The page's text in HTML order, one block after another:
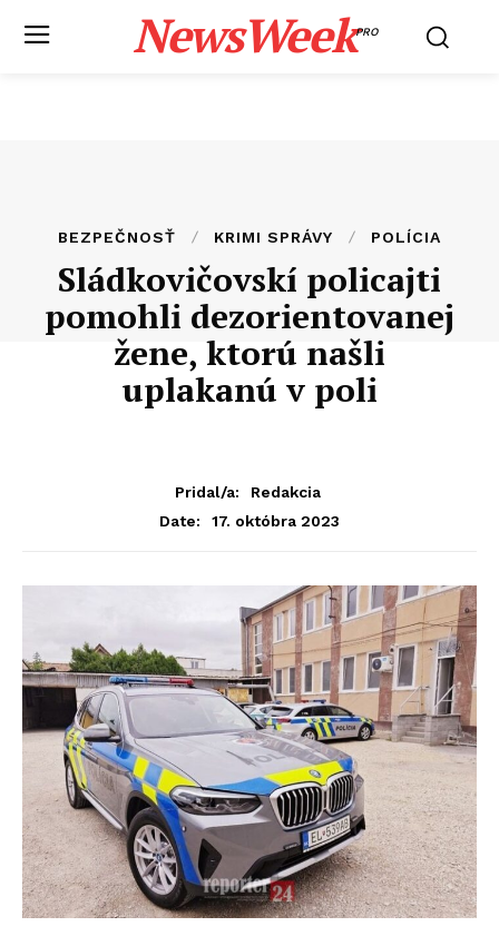
NewsWeekPRO
BEZPEČNOSŤ KRIMI SPRÁVY POLÍCIA
Sládkovičovskí policajti
pomohli dezorientovanej
žene, ktorú našli
uplakanú v poli
Pridal/a:
Redakcia
Date:
17. októbra 2023